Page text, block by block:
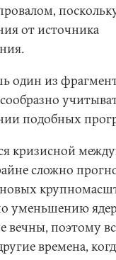
от источника
один из
подобных
кризисной
сложно
уменьшению
вечны, поэтому
времена,